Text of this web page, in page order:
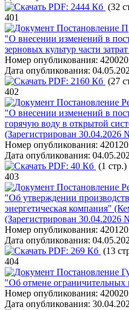
PDF: 2444 Кб (32
401
Постановление
"О внесении изменений в
зерновых культур части
Номер опубликования:
Дата опубликования:
PDF: 2160 Кб (27
402
Постановление
"О внесении изменений в
горячую воду в открытой
(Зарегистрирован 30.04.2026
Номер опубликования:
Дата опубликования:
PDF: 40 Кб (1 стр.)
403
Постановление
"Об утверждении
энергетическая компания"
(Зарегистрирован 30.04.2026
Номер опубликования:
Дата опубликования:
PDF: 269 Кб (13
404
Постановление
"Об отмене ограничительных
Номер опубликования:
Дата опубликования: